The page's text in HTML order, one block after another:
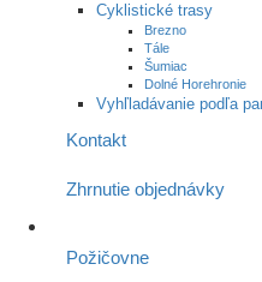
Cyklistické trasy
Brezno
Tále
Šumiac
Dolné Horehronie
Vyhľladávanie podľa
Kontakt
Zhrnutie objednávky
Požičovne